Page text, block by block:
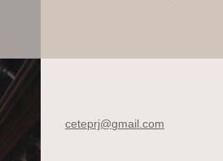
ceteprj@gmail.com